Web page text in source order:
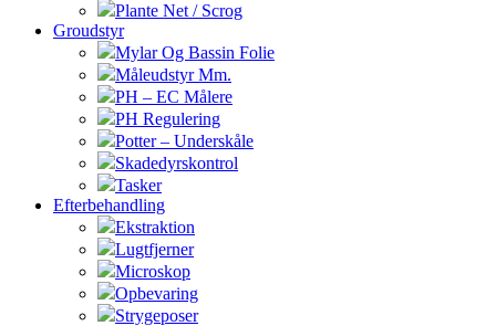
Plante Net / Scrog
Groudstyr
Mylar Og Bassin Folie
Måleudstyr Mm.
PH – EC Målere
PH Regulering
Potter – Underskåle
Skadedyrskontrol
Tasker
Efterbehandling
Ekstraktion
Lugtfjerner
Microskop
Opbevaring
Strygeposer